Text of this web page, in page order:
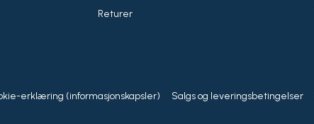
Returer
erklæring (informasjonskapsler) Salgs og leveringsbetingelser